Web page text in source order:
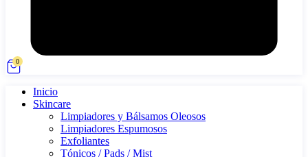
0
Inicio
Skincare
Limpiadores y Bálsamos Oleosos
Limpiadores Espumosos
Exfoliantes
Tónicos / Pads / Mist